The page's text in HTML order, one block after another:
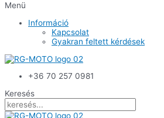
Menü
Információ
Kapcsolat
Gyakran feltett kérdések
+36 70 257 0981
Keresés